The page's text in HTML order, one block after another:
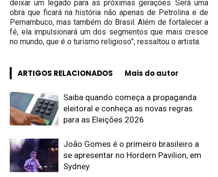
deixar um legado para as próximas gerações. Será uma
obra que ficará na história não apenas de Petrolina e de
Pernambuco, mas também do Brasil. Além de fortalecer a
fé, ela impulsionará um dos segmentos que mais cresce
no mundo, que é o turismo religioso”, ressaltou o artista.
ARTIGOS RELACIONADOS Mais do autor
Saiba quando começa a propaganda
eleitoral e conheça as novas regras
para as Eleições 2026
João Gomes é o primeiro brasileiro a
se apresentar no Hordern Pavilion, em
Sydney